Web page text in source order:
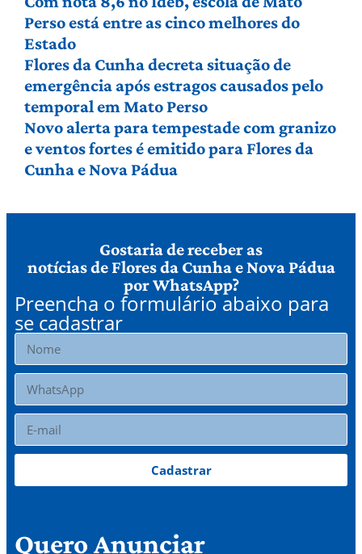
Perso está entre as cinco melhores do
Estado
Flores da Cunha decreta situação de
emergência após estragos causados pelo
temporal em Mato Perso
Novo alerta para tempestade com granizo
e ventos fortes é emitido para Flores da
Cunha e Nova Pádua
Gostaria de receber as
notícias de Flores da Cunha e Nova Pádua
por WhatsApp?
Preencha o formulário abaixo para
se cadastrar
Cadastrar
Quero Anunciar